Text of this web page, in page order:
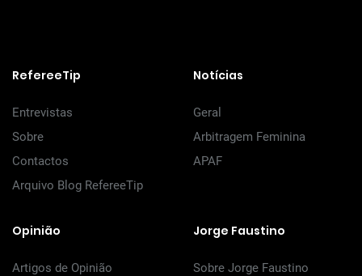
RefereeTip
Entrevistas
Sobre
Contactos
Arquivo Blog RefereeTip
Notícias
Geral
Arbitragem Feminina
APAF
Opinião
Artigos de Opinião
Jorge Faustino
Sobre Jorge Faustino